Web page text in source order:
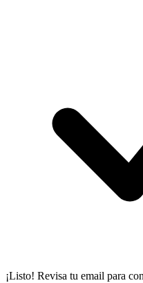
¡Listo! Revisa tu email para